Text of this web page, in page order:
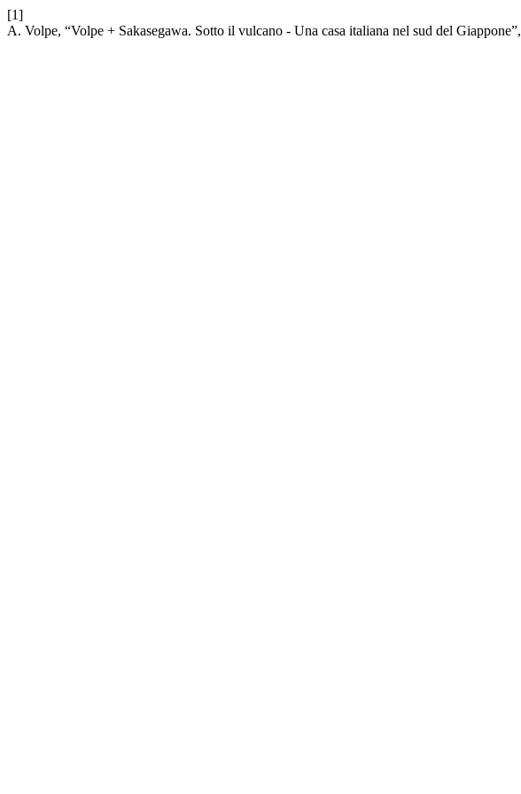
[1]
A. Volpe, “Volpe + Sakasegawa. Sotto il vulcano - Una casa italiana nel sud del Giappone”,